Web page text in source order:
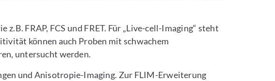
FRAP, FCS und FRET. Für „Live-cell-Imaging“ steht
können auch Proben mit schwachem
untersucht werden.
und Anisotropie-Imaging. Zur FLIM-Erweiterung